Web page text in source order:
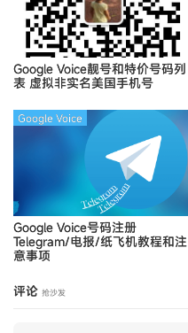
Google Voice靓号和特价号码列
表 虚拟非实名美国手机号
Google Voice号码注册
Telegram/电报/纸飞机教程和注
意事项
Google Voice
评论 抢沙发